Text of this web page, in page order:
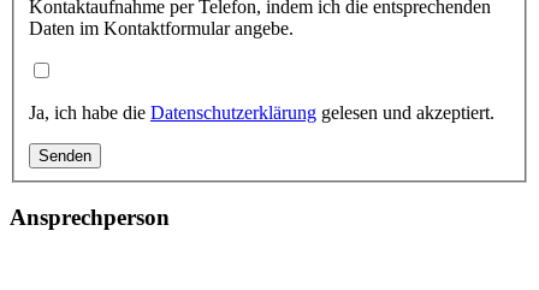
Kontaktaufnahme per Telefon, indem ich die entsprechenden
Daten im Kontaktformular angebe.
Ja, ich habe die Datenschutzerklärung gelesen und akzeptiert.
Ansprechperson